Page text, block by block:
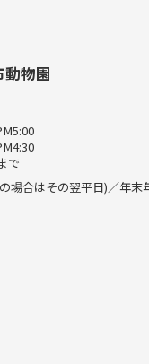
物園
で
場合はその翌平日)／年末